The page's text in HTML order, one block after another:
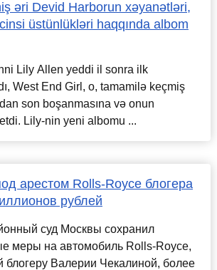
əri Devid Harborun xəyanətləri,
üstünlükləri haqqında albom
Lily Allen yeddi il sonra ilk
West End Girl, o, tamamilə keçmiş
son boşanmasına və onun
Lily-nin yeni albomu ...
арестом Rolls-Royce блогера
рублей
суд Москвы сохранил
меры на автомобиль Rolls-Royce,
Валерии Чекалиной, более